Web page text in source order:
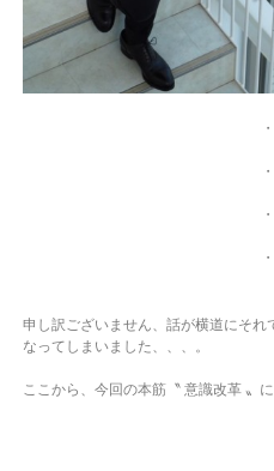
・
・
・
・
申し訳ございません、話が横道にそ
なってしまいました、、、。
ここから、今回の本筋〝 意識改革 〟に